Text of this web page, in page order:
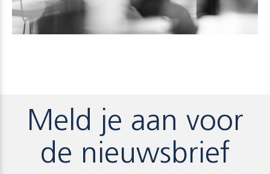
Meld je aan voor
de nieuwsbrief